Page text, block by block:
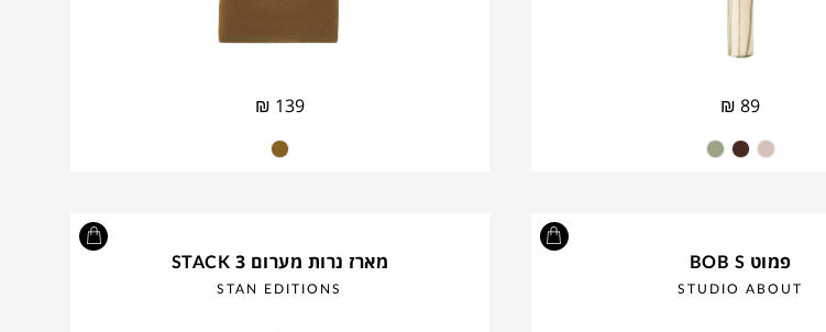
₪ 89
₪ 139
פמוט BOB S
STUDIO ABOUT
מארז נרות מערום STACK 3
STAN EDITIONS